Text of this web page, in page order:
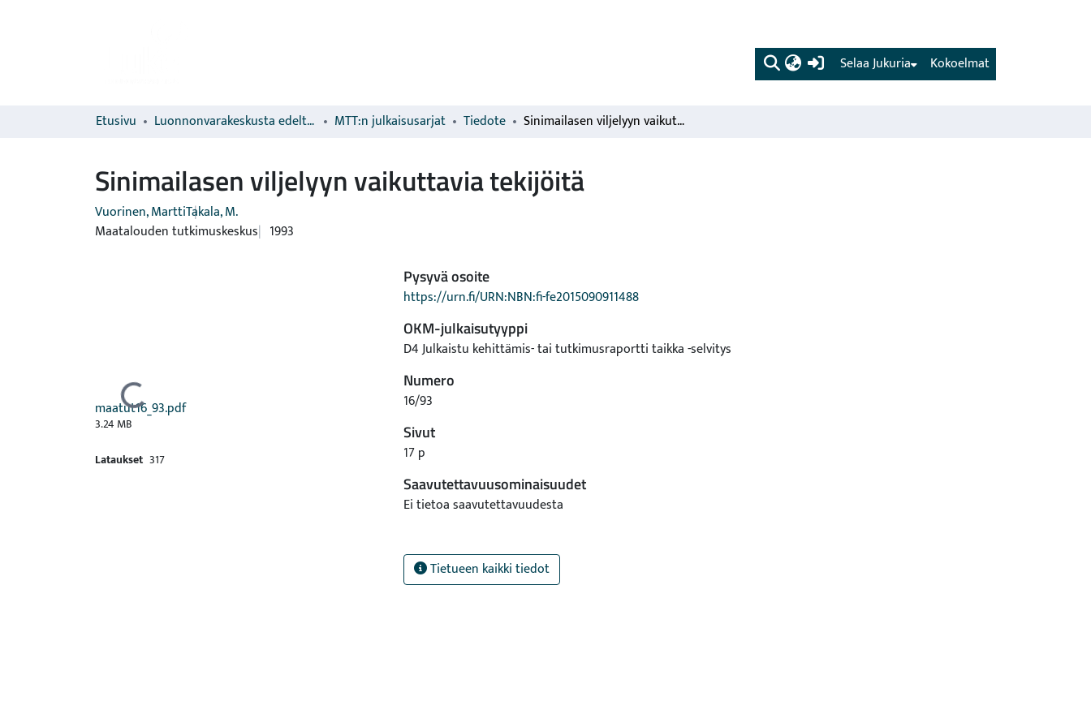
(current) Kokoelmat
Selaa Jukuria
Etusivu Luonnonvarakeskusta edeltävien organisaatioiden sarjat MTT:n julkaisusarjat Tiedote Sinimailasen viljelyyn vaikuttavia tekijöitä
Sinimailasen viljelyyn vaikuttavia tekijöitä
Vuorinen, MarttiTakala, M.
Maatalouden tutkimuskeskus 1993
Ladataan...
maatut16_93.pdf
3.24 MB
Lataukset 317
Pysyvä osoite
https://urn.fi/URN:NBN:fi-fe2015090911488
OKM-julkaisutyyppi
D4 Julkaistu kehittämis- tai tutkimusraportti taikka -selvitys
Numero
16/93
Sivut
17 p
Saavutettavuusominaisuudet
Ei tietoa saavutettavuudesta
Tietueen kaikki tiedot